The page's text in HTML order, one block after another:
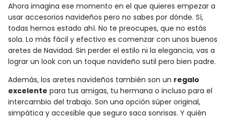
Ahora imagina ese momento en el que quieres empezar a
usar accesorios navideños pero no sabes por dónde. Sí,
todas hemos estado ahí. No te preocupes, que no estás
sola. Lo más fácil y efectivo es comenzar con unos buenos
aretes de Navidad. Sin perder el estilo ni la elegancia, vas a
lograr un look con un toque navideño sutil pero bien padre.
Además, los aretes navideños también son un regalo
excelente para tus amigas, tu hermana o incluso para el
intercambio del trabajo. Son una opción súper original,
simpática y accesible que seguro saca sonrisas. Y quién